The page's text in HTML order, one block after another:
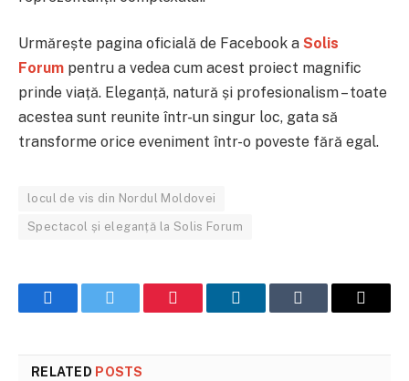
Urmărește pagina oficială de Facebook a Solis
Forum pentru a vedea cum acest proiect magnific
prinde viață. Eleganță, natură și profesionalism – toate
acestea sunt reunite într-un singur loc, gata să
transforme orice eveniment într-o poveste fără egal.
locul de vis din Nordul Moldovei
Spectacol și eleganță la Solis Forum
FacebookTwitter Pinterest LinkedInTumblr Email
RELATED POSTS